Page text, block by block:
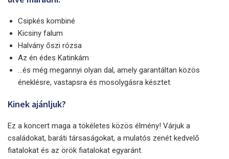
Csipkés kombiné
Kicsiny falum
Halvány őszi rózsa
Az én édes Katinkám
…és még megannyi olyan dal, amely garantáltan közös
éneklésre, vastapsra és mosolygásra késztet.
Kinek ajánljuk?
Ez a koncert maga a tökéletes közös élmény! Várjuk a
családokat, baráti társaságokat, a mulatós zenét kedvelő
fiatalokat és az örök fiatalokat egyaránt.